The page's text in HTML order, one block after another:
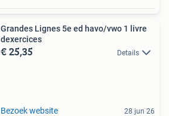
Grandes Lignes 5e ed havo/vwo 1 livre
dexercices
€ 25,35 Details
Bezoek website 28 jun 26